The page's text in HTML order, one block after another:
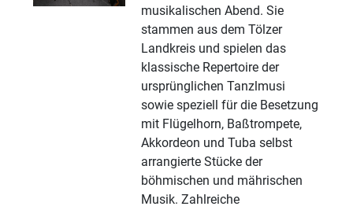
musikalischen Abend. Sie
stammen aus dem Tölzer
Landkreis und spielen das
klassische Repertoire der
ursprünglichen Tanzlmusi
sowie speziell für die Besetzung
mit Flügelhorn, Baßtrompete,
Akkordeon und Tuba selbst
arrangierte Stücke der
böhmischen und mährischen
Musik. Zahlreiche